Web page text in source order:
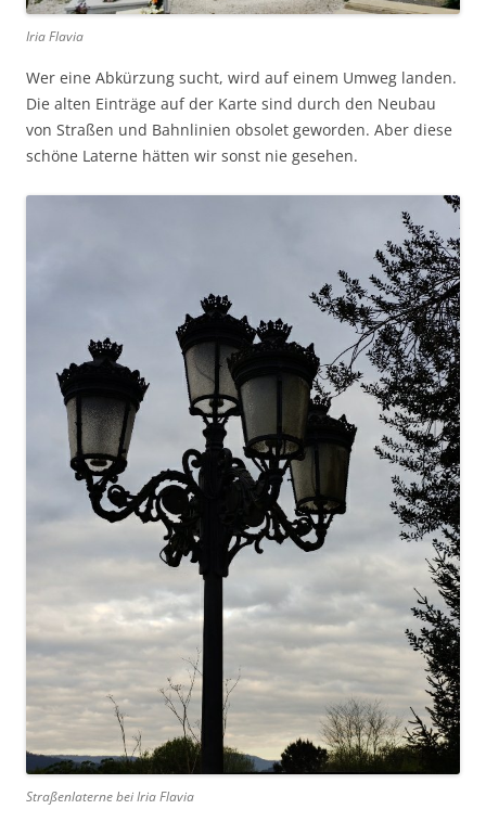
Iria Flavia
Wer eine Abkürzung sucht, wird auf einem Umweg landen.
Die alten Einträge auf der Karte sind durch den Neubau
von Straßen und Bahnlinien obsolet geworden. Aber diese
schöne Laterne hätten wir sonst nie gesehen.
Straßenlaterne bei Iria Flavia